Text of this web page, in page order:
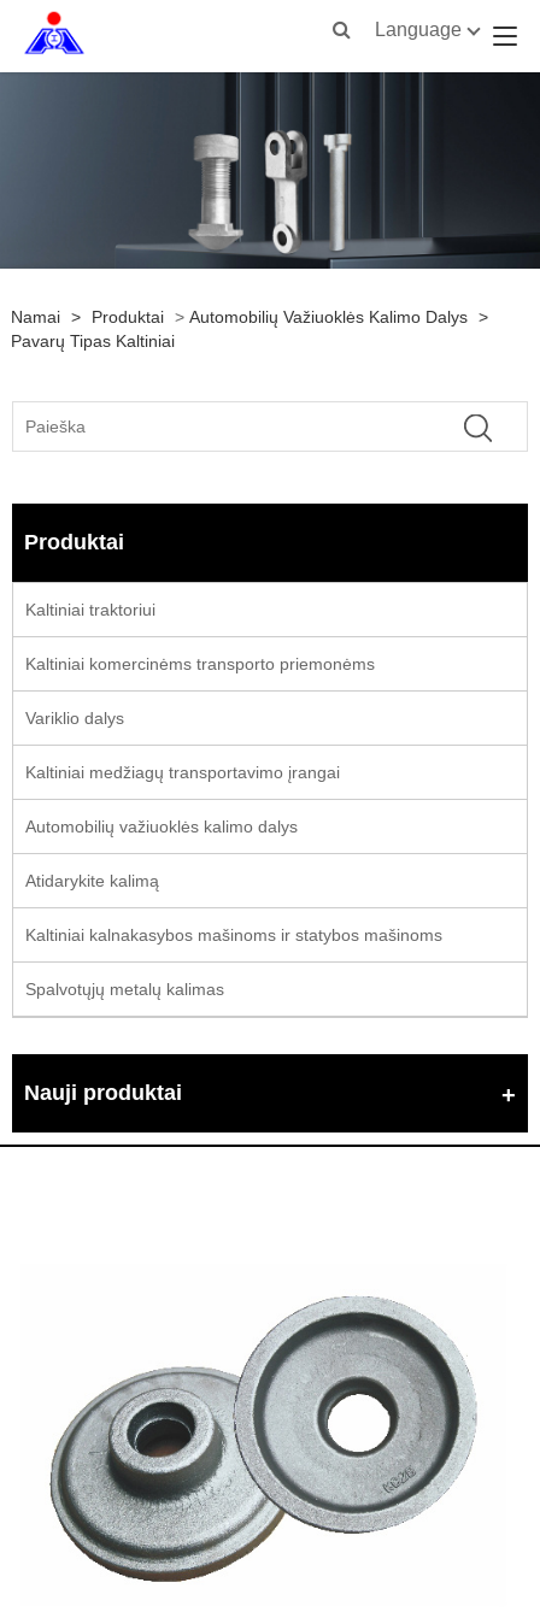
Language
Namai > Produktai > Automobilių Važiuoklės Kalimo Dalys >
Pavarų Tipas Kaltiniai
Produktai
Kaltiniai traktoriui
Kaltiniai komercinėms transporto priemonėms
Variklio dalys
Kaltiniai medžiagų transportavimo įrangai
Automobilių važiuoklės kalimo dalys
Atidarykite kalimą
Kaltiniai kalnakasybos mašinoms ir statybos mašinoms
Spalvotųjų metalų kalimas
Nauji produktai